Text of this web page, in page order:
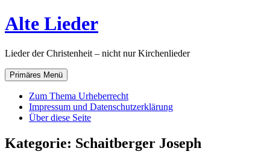
Zum
Inhalt
Alte Lieder
Lieder der Christenheit – nicht nur Kirchenlieder
Primäres Menü
Zum Thema Urheberrecht
Impressum und Datenschutzerklärung
Über diese Seite
Kategorie: Schaitberger Joseph